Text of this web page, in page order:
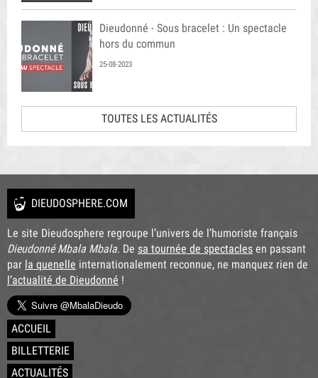
Dieudonné - Sous bracelet : Un spectacle
hors du commun
25-08-2023
TOUTES LES ACTUALITÉS
DIEUDOSPHERE.COM
Le site Dieudosphere regroupe l’univers de l’humoriste français
Dieudonné Mbala Mbala. De sa tournée de spectacles en passant
par la quenelle internationalement reconnue, ne manquez rien de
l’actualité de Dieudonné !
ACCUEIL
BILLETTERIE
ACTUALITÉS